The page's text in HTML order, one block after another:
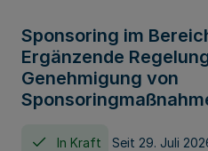
Sponsoring im
Ergänzende
Genehmigung von
In Kraft Seit 29. Juli